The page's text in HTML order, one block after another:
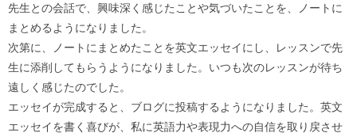
先生との会話で、興味深く感じたことや気づいたことを、ノートに
まとめるようになりました。
次第に、ノートにまとめたことを英文エッセイにし、レッスンで先
生に添削してもらうようになりました。いつも次のレッスンが待ち
遠しく感じたのでした。
エッセイが完成すると、ブログに投稿するようになりました。英文
エッセイを書く喜びが、私に英語力や表現力への自信を取り戻させ